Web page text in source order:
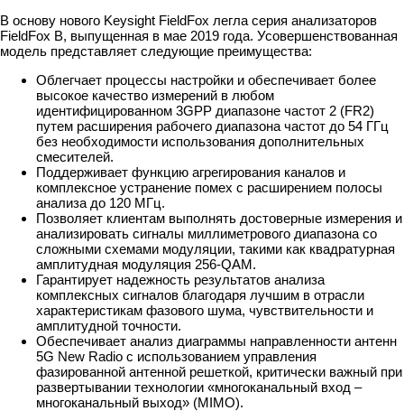
В основу нового Keysight FieldFox легла серия анализаторов
FieldFox B, выпущенная в мае 2019 года. Усовершенствованная
модель представляет следующие преимущества:
Облегчает процессы настройки и обеспечивает более
высокое качество измерений в любом
идентифицированном 3GPP диапазоне частот 2 (FR2)
путем расширения рабочего диапазона частот до 54 ГГц
без необходимости использования дополнительных
смесителей.
Поддерживает функцию агрегирования каналов и
комплексное устранение помех с расширением полосы
анализа до 120 МГц.
Позволяет клиентам выполнять достоверные измерения и
анализировать сигналы миллиметрового диапазона со
сложными схемами модуляции, такими как квадратурная
амплитудная модуляция 256-QAM.
Гарантирует надежность результатов анализа
комплексных сигналов благодаря лучшим в отрасли
характеристикам фазового шума, чувствительности и
амплитудной точности.
Обеспечивает анализ диаграммы направленности антенн
5G New Radio с использованием управления
фазированной антенной решеткой, критически важный при
развертывании технологии «многоканальный вход –
многоканальный выход» (MIMO).